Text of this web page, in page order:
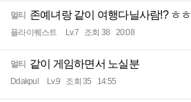
멀티 존예녀랑 같이 여행다닐사람!? ㅎㅎ
플라이퀘스트 Lv.7 조회 38 20:08
멀티 같이 게임하면서 노실분
Ddakpul Lv.9 조회 35 14:55